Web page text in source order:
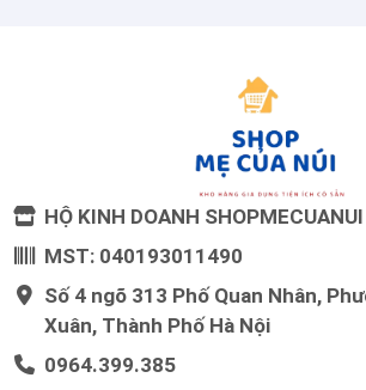
HỘ KINH DOANH SHOPMECUANUI
MST: 040193011490
Số 4 ngõ 313 Phố Quan Nhân,
Xuân, Thành Phố Hà Nội
0964.399.385